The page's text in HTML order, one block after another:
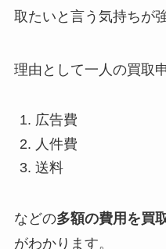
取たいと言う気持ちが
理由として一人の買取
広告費
人件費
送料
などの多額の費用を買
がわかります。